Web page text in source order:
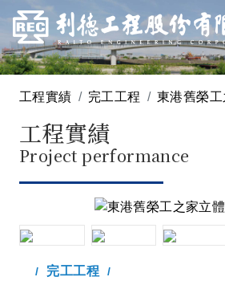
工程實績 完工工程 東港舊榮
工程實績
Project performance
完工工程